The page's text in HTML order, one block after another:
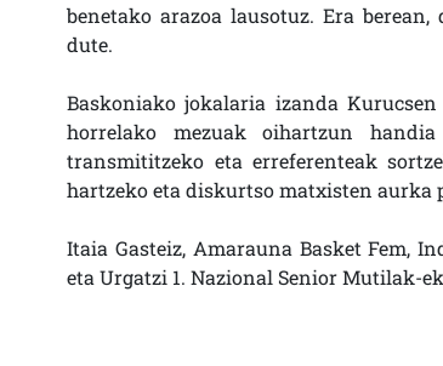
benetako arazoa lausotuz. Era
dute.
Baskoniako jokalaria izanda
horrelako mezuak oihartzun
transmititzeko eta erreferenteak
hartzeko eta diskurtso matxisten aurka
Itaia Gasteiz, Amarauna Basket Fem,
eta Urgatzi 1. Nazional Senior Mutilak-